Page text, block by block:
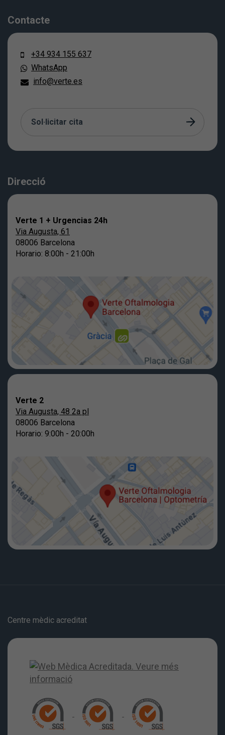
Contacte
+34 934 155 637
WhatsApp
info@verte.es
Sol·licitar cita
Direcció
Verte 1 + Urgencias 24h
Via Augusta, 61
08006 Barcelona
Horario: 8:00h - 21:00h
Verte 2
Via Augusta, 48 2a pl
08006 Barcelona
Horario: 9:00h - 20:00h
Centre mèdic acreditat